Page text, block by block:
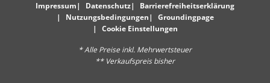
Impressum Datenschutz
Barrierefreiheitserklärung
Nutzungsbedingungen
Groundingpage
Cookie Einstellungen
* Alle Preise inkl. Mehrwertsteuer
** Verkaufspreis bisher